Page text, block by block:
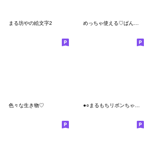
まる坊やの絵文字2 めっちゃ使える♡ぱんだるまの絵文字3
色々な生き物♡